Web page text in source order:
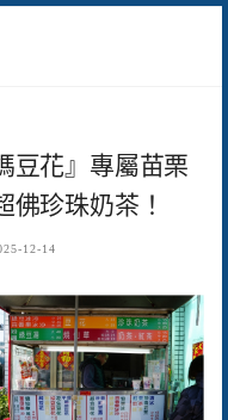
豆花』專屬苗栗
佛珍珠奶茶！
12-14